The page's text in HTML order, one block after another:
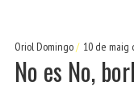
Oriol Domingo 10 de maig
No es No,